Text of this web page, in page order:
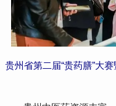
贵州省第二届“贵药膳”大